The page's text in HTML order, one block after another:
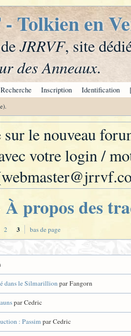
Tolkien en
JRRVF, site
des Anneaux.
Recherche Inscription Identification
sur le nouveau
votre login /
À propos des
2 3 bas de page
dans le Silmarillionpar Fangorn
par Cedric
: Passim par Cedric